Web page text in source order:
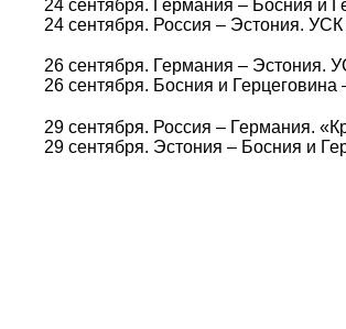
24 сентября. Германия – Босния и
24 сентября. Россия – Эстония.
26 сентября. Германия – Эстония.
26 сентября. Босния и
29 сентября. Россия – Германия.
29 сентября. Эстония – Босния и